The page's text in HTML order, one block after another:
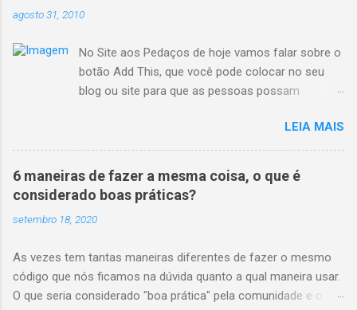
agosto 31, 2010
No Site aos Pedaços de hoje vamos falar sobre o
botão Add This, que você pode colocar no seu
blog ou site para que as pessoas possam
ferramenta legal porque, além de integração
nativa com o blogger, te dando o código pronto
sem você ter que quebrar muito a cabeça, ele te
dá estatísticas por e-mail, dizendo quem clicou
no que e repassou pra onde. Para iniciar acesse
o site http://www.addthis.com/ e escolha seu
botão e integre com uma conta do google
analytics se você possuir. Não falaremos sobre o
google analytics nesse post, talvez futuramente.
LEIA MAIS
6 maneiras de fazer a mesma coisa, o que é
considerado boas práticas?
setembro 18, 2020
As vezes tem tantas maneiras diferentes de fazer o mesmo
código que nós ficamos na dúvida quanto a qual maneira usar.
O que seria considerado "boa prática" pela comunidade e o